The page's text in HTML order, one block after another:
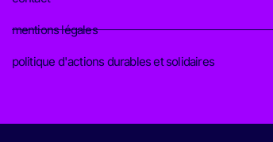
mentions légales
politique d'actions durables et solidaires